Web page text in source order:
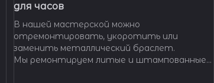
для часов
В нашей мастерской можно
отремонтировать, укоротить или
заменить металлический браслет.
Мы ремонтируем литые и штампованные